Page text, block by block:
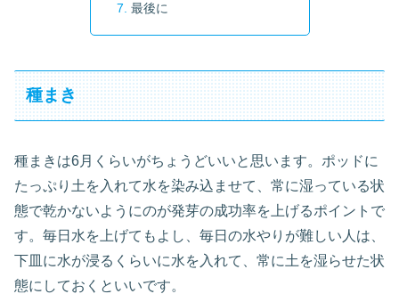
最後に
種まき
種まきは6月くらいがちょうどいいと思います。ポッドに
たっぷり土を入れて水を染み込ませて、常に湿っている状
態で乾かないようにのが発芽の成功率を上げるポイントで
す。毎日水を上げてもよし、毎日の水やりが難しい人は、
下皿に水が浸るくらいに水を入れて、常に土を湿らせた状
態にしておくといいです。